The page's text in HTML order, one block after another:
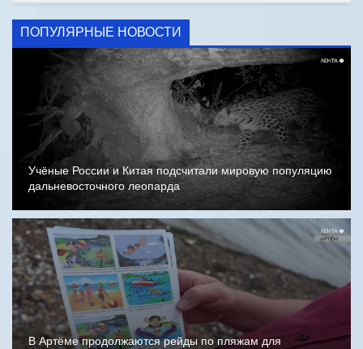
ПОПУЛЯРНЫЕ НОВОСТИ
Учёные России и Китая подсчитали мировую популяцию
дальневосточного леопарда
В Артёме продолжаются рейды по пляжам для